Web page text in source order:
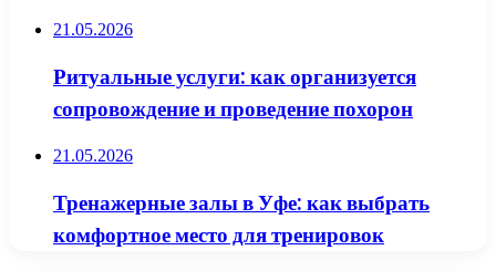
21.05.2026
Ритуальные услуги: как организуется
сопровождение и проведение похорон
21.05.2026
Тренажерные залы в Уфе: как выбрать
комфортное место для тренировок